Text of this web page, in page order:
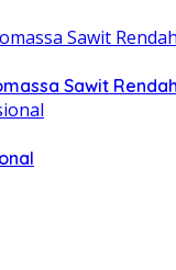
Sawit